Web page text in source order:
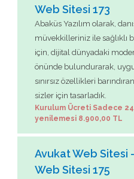
Web Sitesi 173
Abaküs Yazılım olarak,
müvekkilleriniz ile sağlıklı
için, dijital dünyadaki
önünde bulundurarak,
sınırsız özellikleri
sizler için tasarladık.
Kurulum Ücreti Sadece
yenilemesi 8.900,00 TL
Avukat Web Sitesi
Web Sitesi 175